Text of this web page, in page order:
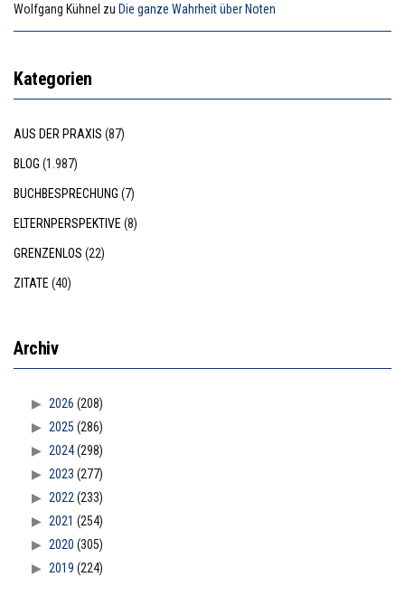
Wolfgang Kühnel zu Die ganze Wahrheit über Noten
Kategorien
AUS DER PRAXIS (87)
BLOG (1.987)
BUCHBESPRECHUNG (7)
ELTERNPERSPEKTIVE(8)
GRENZENLOS (22)
ZITATE(40)
Archiv
2026 (208)
2025 (286)
2024(298)
2023 (277)
2022(233)
2021 (254)
2020 (305)
2019 (224)